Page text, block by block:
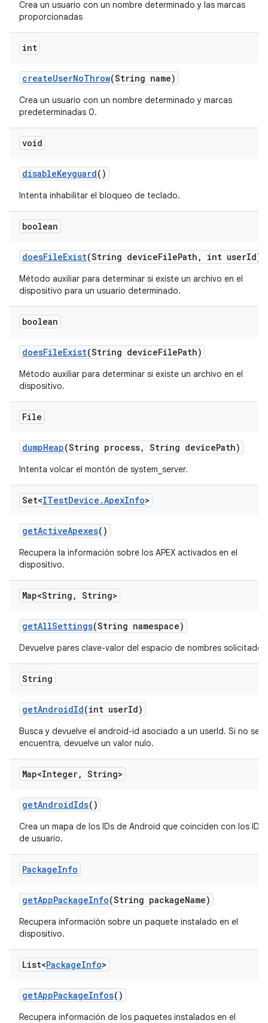
Crea un usuario con un nombre determinado y las marcas
proporcionadas
int
createUserNoThrow(String name)
Crea un usuario con un nombre determinado y marcas
predeterminadas 0.
void
disableKeyguard()
Intenta inhabilitar el bloqueo de teclado.
boolean
doesFileExist(String deviceFilePath , int userId)
Método auxiliar para determinar si existe un archivo en el
dispositivo para un usuario determinado.
boolean
doesFileExist(String deviceFilePath)
Método auxiliar para determinar si existe un archivo en el
dispositivo.
File
dumpHeap(String process, String devicePath)
Intenta volcar el montón de system_server.
Set<ITestDevice .ApexInfo>
getActiveApexes()
Recupera la información sobre los APEX activados en el
dispositivo.
Map<String , String>
getAllSettings(String namespace)
Devuelve pares clave-valor del espacio de nombres solicitado.
String
getAndroidId(int userId)
Busca y devuelve el android-id asociado a un userId. Si no se
encuentra, devuelve un valor nulo.
Map<Integer, String>
getAndroidIds()
Crea un mapa de los IDs de Android que coinciden con los IDs
de usuario.
PackageInfo
getAppPackageInfo(String packageName)
Recupera información sobre un paquete instalado en el
dispositivo.
List<PackageInfo>
getAppPackageInfos()
Recupera información de los paquetes instalados en el